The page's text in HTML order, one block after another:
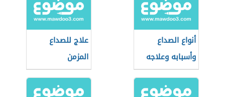
أنواع الصداع
وأسبابه وعلاجه
علاج للصداع
المزمن